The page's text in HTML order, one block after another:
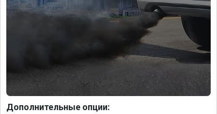
Дополнительные опции: